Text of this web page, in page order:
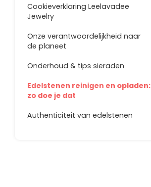
Cookieverklaring Leelavadee
Jewelry
Onze verantwoordelijkheid naar
de planeet
Onderhoud & tips sieraden
Edelstenen reinigen en opladen:
zo doe je dat
Authenticiteit van edelstenen